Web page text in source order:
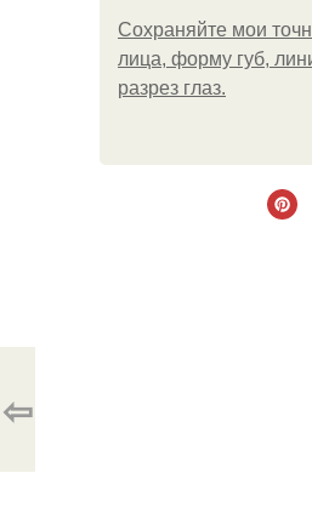
Сохраняйте мои
лица, форму губ,
разрез глаз.
⇦